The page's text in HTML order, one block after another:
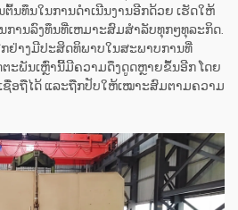
ຕົ້ນທຶນໃນການດຳເນີນງານອີກດ້ວຍ ເຮັດໃຫ້
ການລົງທຶນທີ່ເຫມາະສົມສຳລັບທຸກໆທຸລະກິດ.
ຢ່າງມີປະສິດທິພາບໃນສະພາບການທີ່
ະພັນເຫຼົ່ານີ້ມີຄວາມດຶງດູດຫຼາຍຂຶ້ນອີກ ໂດຍ
ຊື່ອຖືໄດ້ ແລະຖືກປັບໃຫ້ເໝາະສົມຕາມຄວາມ